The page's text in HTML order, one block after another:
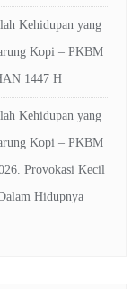
Kehidupan yang
Kopi – PKBM
1447 H
Kehidupan yang
Kopi – PKBM
Provokasi Kecil
Hidupnya